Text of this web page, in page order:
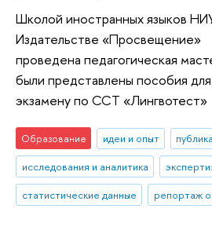
Школой иностранных языков
Издательстве «Просвещение»
проведена педагогическая
были представлены пособия
экзамену по ССТ «Лингвотест»
Образование идеи и опыт
исследования и аналитика
статистические данные
репортаж